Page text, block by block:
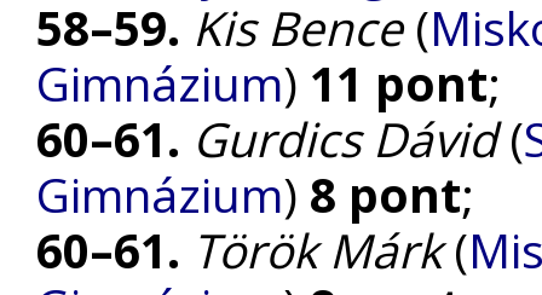
58–59. Kis Bence(
Gimnázium) 11 pont;
60–61. Gurdics Dávid(
Gimnázium) 8 pont;
60–61. Török Márk(